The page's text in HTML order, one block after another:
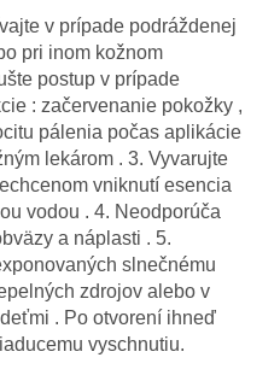
v prípade podráždenej
pri inom kožnom
postup v prípade
: začervenanie pokožky ,
pálenia počas aplikácie
lekárom . 3. Vyvarujte
vniknutí esencia
vodou . 4. Neodporúča
a náplasti . 5.
slnečnému
zdrojov alebo v
. Po otvorení ihneď
vyschnutiu.